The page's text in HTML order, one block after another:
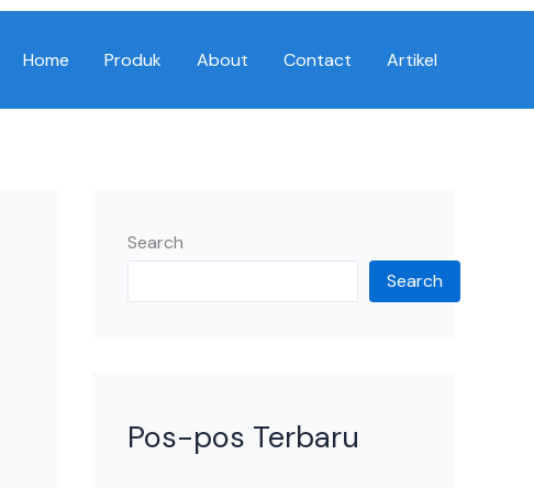
Home Produk About Contact Artikel
Search
Search
Pos-pos Terbaru